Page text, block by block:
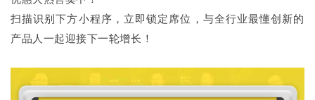
扫描识别下方小程序，立即锁定席位，与全行业最懂创新的
产品人一起迎接下一轮增长！